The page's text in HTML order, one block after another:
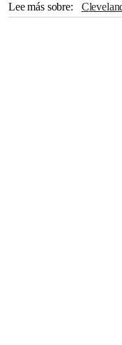
Lee más sobre